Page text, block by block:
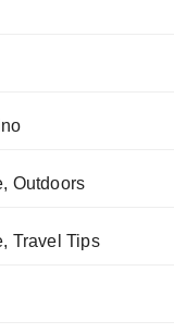
Outdoors
Travel Tips